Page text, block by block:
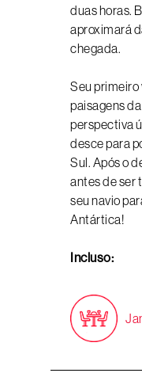
duas horas.
aproximará
chegada.
Seu
paisagens
perspectiva
desce para
Sul. Após o
antes de ser
seu navio
Antártica!
Incluso: